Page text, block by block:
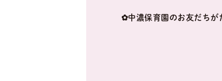
✿中濃保育園のお友だち